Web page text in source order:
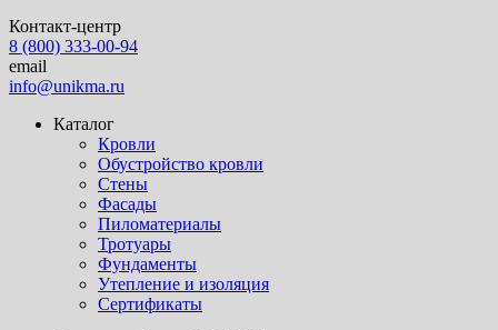
Контакт-центр
8 (800) 333-00-94
email
info@unikma.ru
Каталог
Кровли
Обустройство кровли
Стены
Фасады
Пиломатериалы
Тротуары
Фундаменты
Утепление и изоляция
Сертификаты